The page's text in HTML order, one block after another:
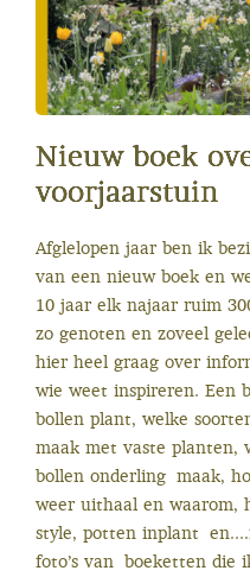
Nieuw boek
voorjaarstuin
Afglelopen jaar ben ik
van een nieuw boek en
10 jaar elk najaar ruim
zo genoten en zoveel
hier heel graag over
wie weet inspireren. Een
bollen plant, welke
maak met vaste planten,
bollen onderling maak,
weer uithaal en waarom,
style, potten inplant
foto’s van boeketten die